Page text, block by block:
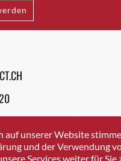
auf unserer Website
und der Verwendung
Services weiter für Sie